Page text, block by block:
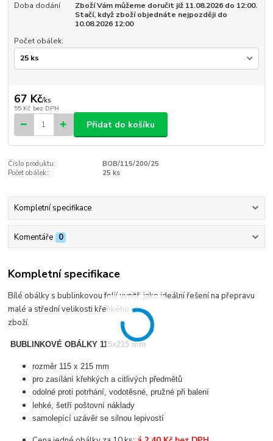
Doba dodání
Zboží Vám můžeme doručit již 11.08.2026 do 12:00.
Stačí, když zboží objednáte nejpozději do
10.08.2026 12:00
Počet obálek:
67 Kč/ks
55 Kč bez DPH
Přidat do košíku
Číslo produktu:
BOB/115/200/25
Počet obálek::
25 ks
Kompletní specifikace
Komentáře 0
Kompletní specifikace
Bílé obálky s bublinkovou folií uvnitř, jako ideální řešení na přepravu
malé a střední velikosti křehkého
zboží.
BUBLINKOVÉ OBÁLKY 115x215 mm
rozměr 115 x 215 mm
pro zasílání křehkých a citlivých předmětů
odolné proti potrhání, vodotěsné, pružné při balení
lehké, šetří poštovní náklady
samolepící uzávěr se silnou lepivostí